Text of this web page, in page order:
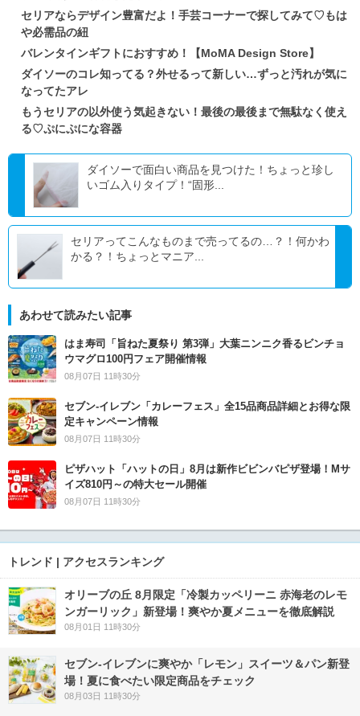
セリアならデザイン豊富だよ！手芸コーナーで探してみて♡もは
や必需品の紐
バレンタインギフトにおすすめ！【MoMA Design Store】
ダイソーのコレ知ってる？外せるって新しい…ずっと汚れが気に
なってたアレ
もうセリアの以外使う気起きない！最後の最後まで無駄なく使え
る♡ぷにぷにな容器
ダイソーで面白い商品を見つけた！ちょっと珍し
いゴム入りタイプ！“固形...
セリアってこんなものまで売ってるの…？！何かわ
かる？！ちょっとマニア...
あわせて読みたい記事
はま寿司「旨ねた夏祭り 第3弾」大葉ニンニク香るビンチョ
ウマグロ100円フェア開催情報
08月07日 11時30分
セブン‐イレブン「カレーフェス」全15品商品詳細とお得な限
定キャンペーン情報
08月07日 11時30分
ピザハット「ハットの日」8月は新作ビビンバピザ登場！Mサ
イズ810円～の特大セール開催
08月07日 11時30分
トレンド | アクセスランキング
オリーブの丘 8月限定「冷製カッペリーニ 赤海老のレモ
ンガーリック」新登場！爽やか夏メニューを徹底解説
08月01日 11時30分
セブン‐イレブンに爽やか「レモン」スイーツ＆パン新登
場！夏に食べたい限定商品をチェック
08月03日 11時30分